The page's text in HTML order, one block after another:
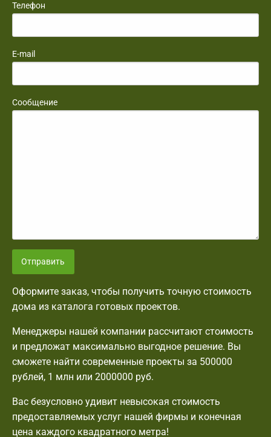
Телефон
E-mail
Сообщение
Отправить
Оформите заказ, чтобы получить точную стоимость
дома из каталога готовых проектов.
Менеджеры нашей компании рассчитают стоимость
и предложат максимально выгодное решение. Вы
сможете найти современные проекты за 500000
рублей, 1 млн или 2000000 руб.
Вас безусловно удивит невысокая стоимость
предоставляемых услуг нашей фирмы и конечная
цена каждого квадратного метра!